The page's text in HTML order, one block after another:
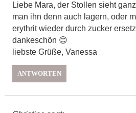
Liebe Mara, der Stollen sieht
man ihn denn auch lagern, oder
erythrit wieder durch zucker
dankeschön 😊
liebste Grüße, Vanessa
ANTWORTEN